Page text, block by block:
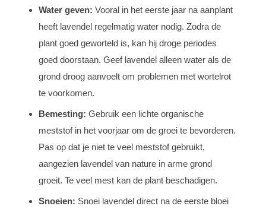
Water geven: Vooral in het eerste jaar na aanplant
heeft lavendel regelmatig water nodig. Zodra de
plant goed geworteld is, kan hij droge periodes
goed doorstaan. Geef lavendel alleen water als de
grond droog aanvoelt om problemen met wortelrot
te voorkomen.
Bemesting: Gebruik een lichte organische
meststof in het voorjaar om de groei te bevorderen.
Pas op dat je niet te veel meststof gebruikt,
aangezien lavendel van nature in arme grond
groeit. Te veel mest kan de plant beschadigen.
Snoeien: Snoei lavendel direct na de eerste bloei